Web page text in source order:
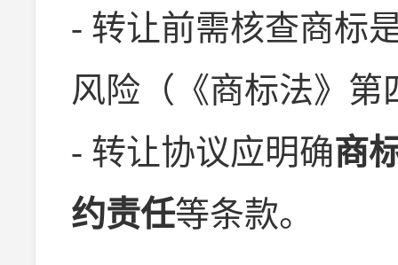
- 转让前需核查商标
风险（《商标法》第
- 转让协议应明确商
约责任等条款。